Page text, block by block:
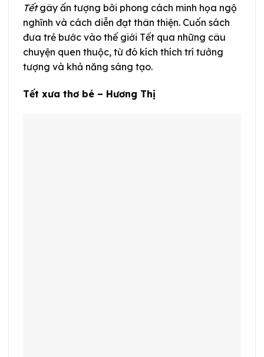
Tếtgây ấn tượng bởi phong cách minh họa ngộ
nghĩnh và cách diễn đạt thân thiện. Cuốn sách
đưa trẻ bước vào thế giới Tết qua những câu
chuyện quen thuộc, từ đó kích thích trí tưởng
tượng và khả năng sáng tạo.
Tết xưa thơ bé – Hương Thị